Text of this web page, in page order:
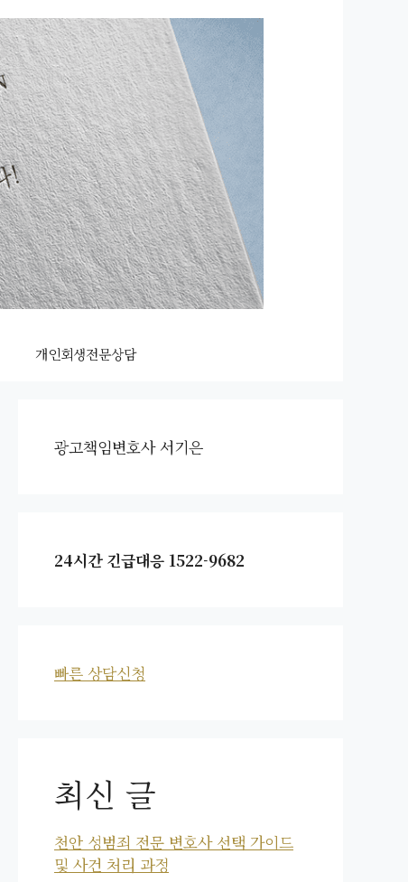
개인회생전문상담
광고책임변호사 서기은
24시간 긴급대응 1522-9682
빠른 상담신청
최신 글
천안 성범죄 전문 변호사 선택 가이드
및 사건 처리 과정